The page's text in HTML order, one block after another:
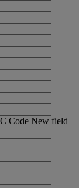
Code New field